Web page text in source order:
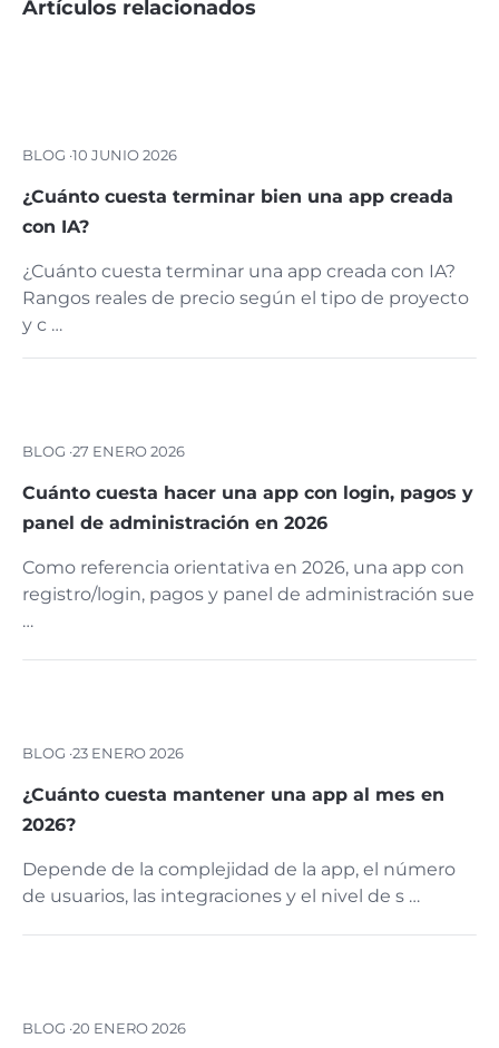
Artículos relacionados
BLOG ·10 JUNIO 2026
¿Cuánto cuesta terminar bien una app creada
con IA?
¿Cuánto cuesta terminar una app creada con IA?
Rangos reales de precio según el tipo de proyecto
y c …
BLOG ·27 ENERO 2026
Cuánto cuesta hacer una app con login, pagos y
panel de administración en 2026
Como referencia orientativa en 2026, una app con
registro/login, pagos y panel de administración sue
…
BLOG ·23 ENERO 2026
¿Cuánto cuesta mantener una app al mes en
2026?
Depende de la complejidad de la app, el número
de usuarios, las integraciones y el nivel de s …
BLOG ·20 ENERO 2026